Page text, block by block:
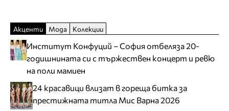
Акценти Мода Колекции
Институт Конфуций – София отбеляза 20-
годишнината си с тържествен концерт и ревю
на поли мамиен
24 красавици влизат в гореща битка за
престижната титла Мис Варна 2026